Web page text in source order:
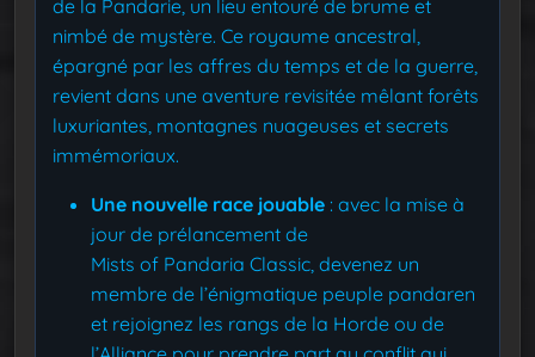
de la Pandarie, un lieu entouré de brume et
nimbé de mystère. Ce royaume ancestral,
épargné par les affres du temps et de la guerre,
revient dans une aventure revisitée mêlant forêts
luxuriantes, montagnes nuageuses et secrets
immémoriaux.
Une nouvelle race jouable : avec la mise à
jour de prélancement de
Mists of Pandaria Classic, devenez un
membre de l’énigmatique peuple pandaren
et rejoignez les rangs de la Horde ou de